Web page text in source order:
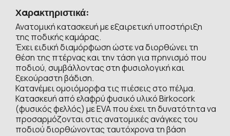
Χαρακτηριστικά:
Ανατομική κατασκευή με εξαιρετική υποστήριξη
της ποδικής καμάρας.
Έχει ειδική διαμόρφωση ώστε να διορθώνει τη
θέση της πτέρνας και την τάση για πρηνισμό που
ποδιού, συμβάλλοντας στη φυσιολογική και
ξεκούραστη βάδιση.
Κατανέμει ομοιόμορφα τις πιέσεις στο πέλμα.
Κατασκευή από ελαφρύ φυσικό υλικό Birkocork
(φυσικός φελλός) με EVA που έχει τη δυνατότητα να
προσαρμόζονται στις ανατομικές ανάγκες του
ποδιού διορθώνοντας ταυτόχρονα τη βάση